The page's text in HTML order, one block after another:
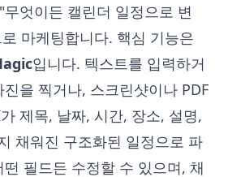
엇이든 캘린더 일정으로 변
마케팅합니다. 핵심 기능은
입니다. 텍스트를 입력하거
을 찍거나, 스크린샷이나 PDF
제목, 날짜, 시간, 장소, 설명,
채워진 구조화된 일정으로 파
필드든 수정할 수 있으며, 채